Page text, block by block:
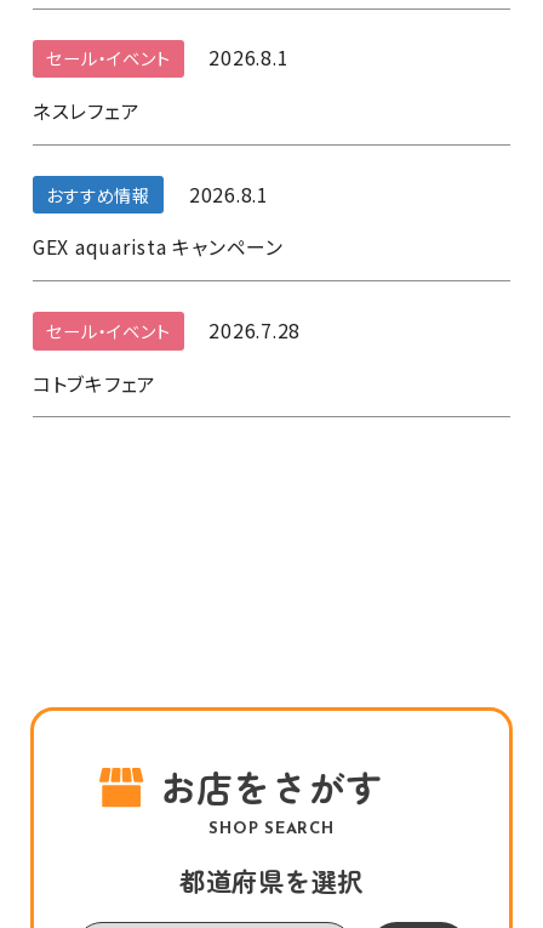
セール・イベント
2026.8.1
ネスレフェア
おすすめ情報
2026.8.1
GEX aquarista キャンペーン
セール・イベント
2026.7.28
コトブキフェア
お店をさがす
SHOP SEARCH
都道府県を選択